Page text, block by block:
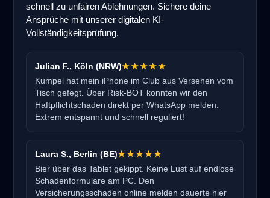
schnell zu unfairen Ablehnungen. Sichere deine
Ansprüche mit unserer digitalen KI-
Vollständigkeitsprüfung.
Julian F., Köln (NRW)★★★★★
Kumpel hat mein iPhone im Club aus Versehen vom
Tisch gefegt. Über Risk-BOT konnten wir den
Haftpflichtschaden direkt per WhatsApp melden.
Extrem entspannt und schnell reguliert!
Laura S., Berlin (BE)★★★★★
Bier über das Tablet gekippt. Keine Lust auf endlose
Schadenformulare am PC. Den
Versicherungsschaden online melden dauerte hier